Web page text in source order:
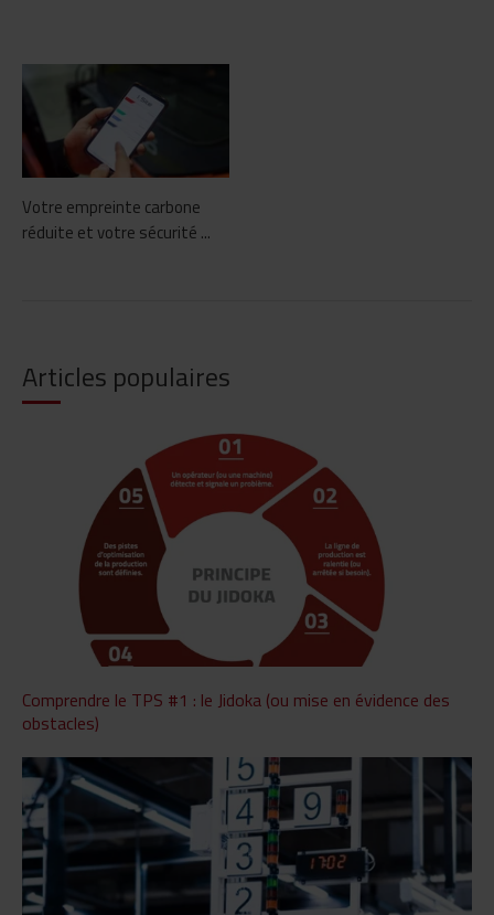
Votre empreinte carbone
réduite et votre sécurité ...
Articles populaires
Comprendre le TPS #1 : le Jidoka (ou mise en évidence des
obstacles)